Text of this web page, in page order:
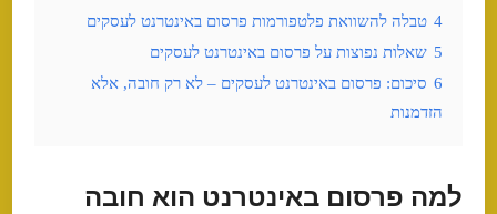
4 טבלה להשוואת פלטפורמות פרסום באינטרנט לעסקים
5 שאלות נפוצות על פרסום באינטרנט לעסקים
6 סיכום: פרסום באינטרנט לעסקים – לא רק חובה, אלא
הזדמנות
למה פרסום באינטרנט הוא חובה